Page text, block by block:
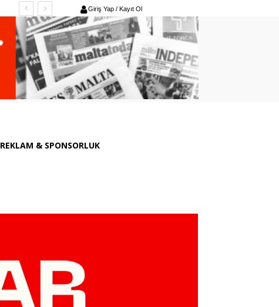
Giriş Yap / Kayıt Ol
REKLAM & SPONSORLUK